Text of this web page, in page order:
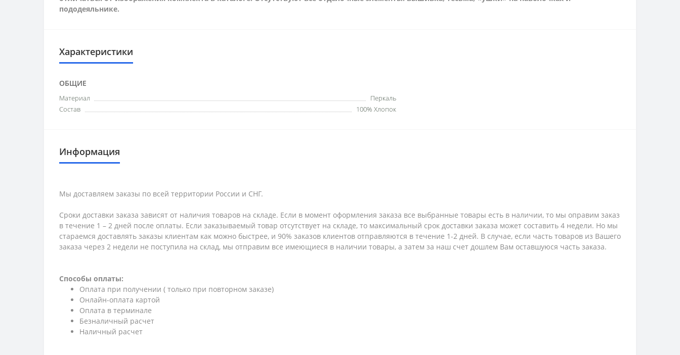
пододеяльнике.
Характеристики
ОБЩИЕ
Материал
Перкаль
Состав
100% Хлопок
Информация
Мы доставляем заказы по всей территории России и СНГ.
Сроки доставки заказа зависят от наличия товаров на складе. Если в момент оформления заказа все выбранные товары есть в наличии, то мы оправим заказ
в течение 1 – 2 дней после оплаты. Если заказываемый товар отсутствует на складе, то максимальный срок доставки заказа может составить 4 недели. Но мы
стараемся доставлять заказы клиентам как можно быстрее, и 90% заказов клиентов отправляются в течение 1-2 дней. В случае, если часть товаров из Вашего
заказа через 2 недели не поступила на склад, мы отправим все имеющиеся в наличии товары, а затем за наш счет дошлем Вам оставшуюся часть заказа.
Способы оплаты:
Оплата при получении ( только при повторном заказе)
Онлайн-оплата картой
Оплата в терминале
Безналичный расчет
Наличный расчет